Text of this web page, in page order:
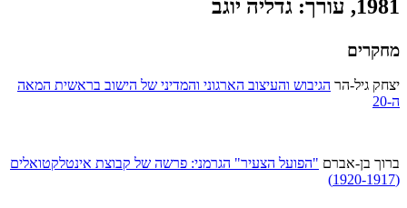
1981, עורך: גדליה יוגב
מחקרים
יצחק גיל-הר הגיבוש והעיצוב הארגוני והמדיני של הישוב בראשית המאה
ה-20
ברוך בן-אברם "הפועל הצעיר" הגרמני: פרשה של קבוצת אינטלקטואלים
(1920-1917)